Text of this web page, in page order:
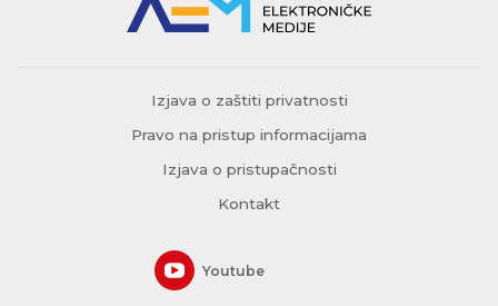
Izjava o zaštiti privatnosti
Pravo na pristup informacijama
Izjava o pristupačnosti
Kontakt
Youtube